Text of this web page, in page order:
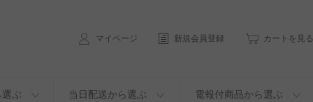
マイページ 新規会員登録 カートを見る
ぶ 当日配送から選ぶ 電報付商品から選ぶ